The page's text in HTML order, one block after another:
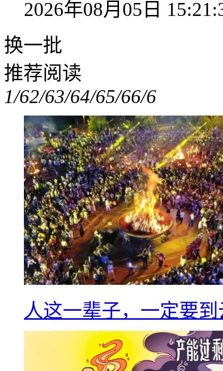
2026年08月05日
换一批
推荐阅读
1/62/63/64/65/66/6
人这一辈子，一定要